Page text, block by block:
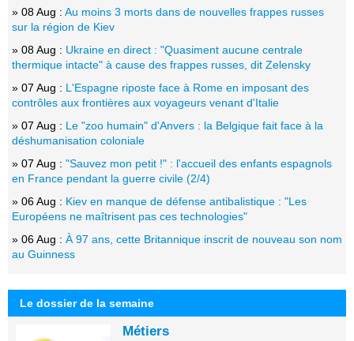
» 08 Aug : Au moins 3 morts dans de nouvelles frappes russes
sur la région de Kiev
» 08 Aug : Ukraine en direct : "Quasiment aucune centrale
thermique intacte" à cause des frappes russes, dit Zelensky
» 07 Aug : L'Espagne riposte face à Rome en imposant des
contrôles aux frontières aux voyageurs venant d'Italie
» 07 Aug : Le "zoo humain" d'Anvers : la Belgique fait face à la
déshumanisation coloniale
» 07 Aug : "Sauvez mon petit !" : l'accueil des enfants espagnols
en France pendant la guerre civile (2/4)
» 06 Aug : Kiev en manque de défense antibalistique : "Les
Européens ne maîtrisent pas ces technologies"
» 06 Aug : À 97 ans, cette Britannique inscrit de nouveau son nom
au Guinness
Le dossier de la semaine
Métiers